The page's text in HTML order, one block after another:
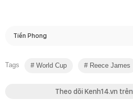
Tiền Phong
Tags World Cup Reece James
Theo dõi Kenh14.vn trên